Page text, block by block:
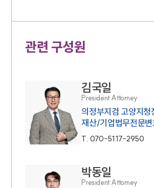
관련 구성원
김국일
President Attorney
의정부지검 고양지
재산/기업법무전문
T. 070-5117-2950
박동일
President Attorney